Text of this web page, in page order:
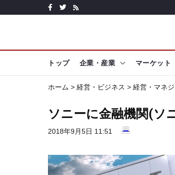
トップ 企業・産業 マーケット
ホーム > 経営・ビジネス > 経営・マネ
ソニーに金融機関(ソ
2018年9月5日 11:51